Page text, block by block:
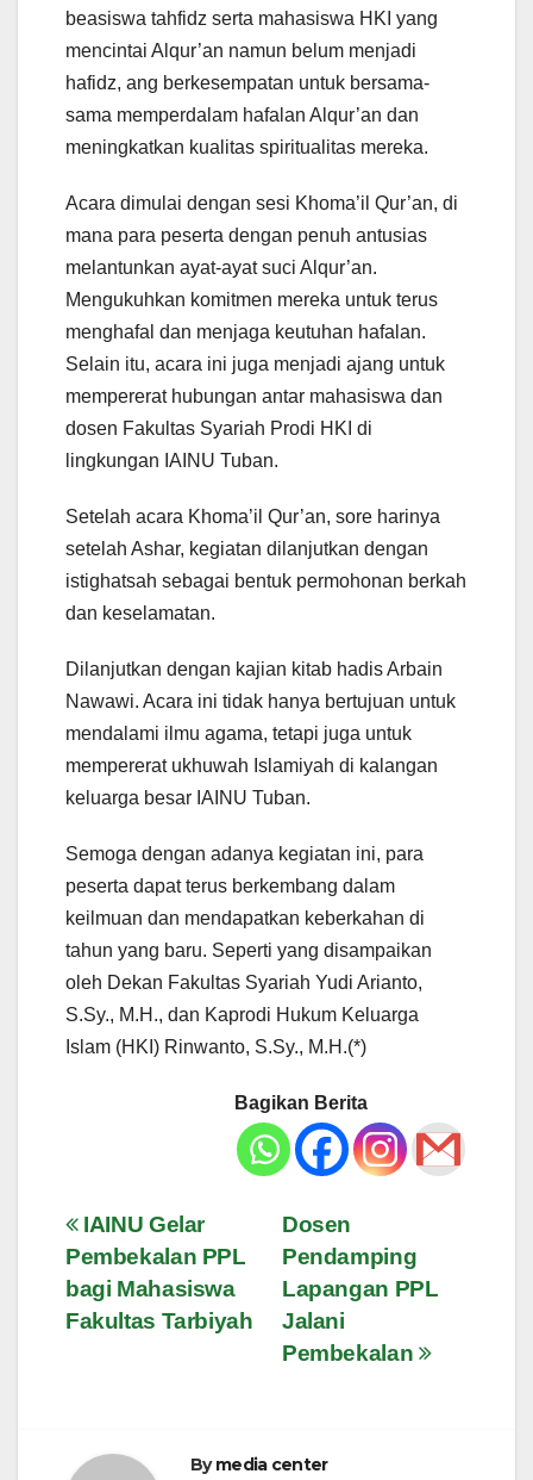
beasiswa tahfidz serta mahasiswa HKI yang
mencintai Alqur’an namun belum menjadi
hafidz, ang berkesempatan untuk bersama-
sama memperdalam hafalan Alqur’an dan
meningkatkan kualitas spiritualitas mereka.
Acara dimulai dengan sesi Khoma’il Qur’an, di
mana para peserta dengan penuh antusias
melantunkan ayat-ayat suci Alqur’an.
Mengukuhkan komitmen mereka untuk terus
menghafal dan menjaga keutuhan hafalan.
Selain itu, acara ini juga menjadi ajang untuk
mempererat hubungan antar mahasiswa dan
dosen Fakultas Syariah Prodi HKI di
lingkungan IAINU Tuban.
Setelah acara Khoma’il Qur’an, sore harinya
setelah Ashar, kegiatan dilanjutkan dengan
istighatsah sebagai bentuk permohonan berkah
dan keselamatan.
Dilanjutkan dengan kajian kitab hadis Arbain
Nawawi. Acara ini tidak hanya bertujuan untuk
mendalami ilmu agama, tetapi juga untuk
mempererat ukhuwah Islamiyah di kalangan
keluarga besar IAINU Tuban.
Semoga dengan adanya kegiatan ini, para
peserta dapat terus berkembang dalam
keilmuan dan mendapatkan keberkahan di
tahun yang baru. Seperti yang disampaikan
oleh Dekan Fakultas Syariah Yudi Arianto,
S.Sy., M.H., dan Kaprodi Hukum Keluarga
Islam (HKI) Rinwanto, S.Sy., M.H.(*)
Bagikan Berita
Navigasi
pos
Dosen
Pendamping
Lapangan PPL
Jalani
Pembekalan
IAINU Gelar
Pembekalan PPL
bagi Mahasiswa
Fakultas Tarbiyah
Bymedia center